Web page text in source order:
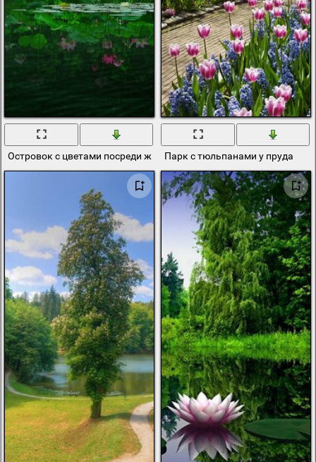
Островок с цветами посреди живописного пруда
Парк с тюльпанами у пруда